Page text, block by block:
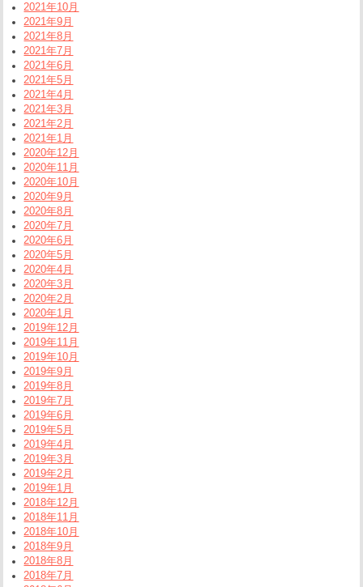
2021年10月
2021年9月
2021年8月
2021年7月
2021年6月
2021年5月
2021年4月
2021年3月
2021年2月
2021年1月
2020年12月
2020年11月
2020年10月
2020年9月
2020年8月
2020年7月
2020年6月
2020年5月
2020年4月
2020年3月
2020年2月
2020年1月
2019年12月
2019年11月
2019年10月
2019年9月
2019年8月
2019年7月
2019年6月
2019年5月
2019年4月
2019年3月
2019年2月
2019年1月
2018年12月
2018年11月
2018年10月
2018年9月
2018年8月
2018年7月